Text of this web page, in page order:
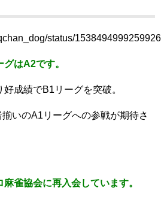
status/
はA2です。
成績でB1リーグを突破。
いのA1リーグへの参戦が期待さ
雀協会に再入会しています。